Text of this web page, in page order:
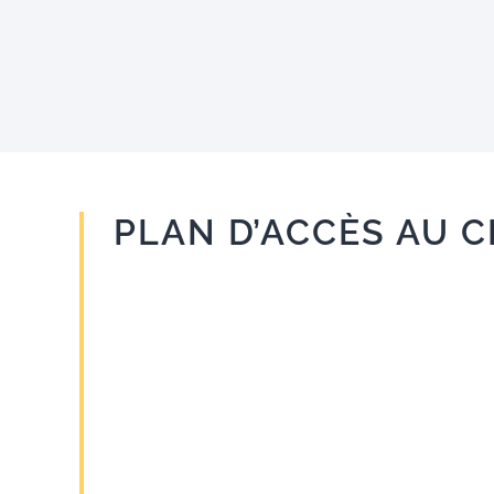
PLAN D’ACCÈS AU